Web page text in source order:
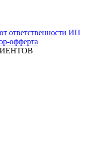
ответственности ИП
офферта